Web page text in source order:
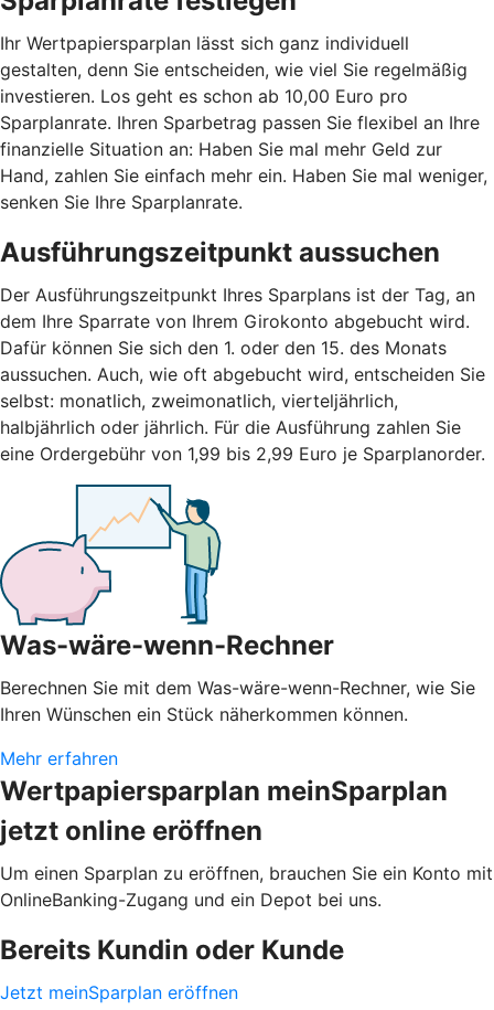
Ihr Wertpapiersparplan lässt sich ganz individuell
gestalten, denn Sie entscheiden, wie viel Sie regelmäßig
investieren. Los geht es schon ab 10,00 Euro pro
Sparplanrate. Ihren Sparbetrag passen Sie flexibel an Ihre
finanzielle Situation an: Haben Sie mal mehr Geld zur
Hand, zahlen Sie einfach mehr ein. Haben Sie mal weniger,
senken Sie Ihre Sparplanrate.
Ausführungszeitpunkt aussuchen
Der Ausführungszeitpunkt Ihres Sparplans ist der Tag, an
dem Ihre Sparrate von Ihrem Girokonto abgebucht wird.
Dafür können Sie sich den 1. oder den 15. des Monats
aussuchen. Auch, wie oft abgebucht wird, entscheiden Sie
selbst: monatlich, zweimonatlich, vierteljährlich,
halbjährlich oder jährlich. Für die Ausführung zahlen Sie
eine Ordergebühr von 1,99 bis 2,99 Euro je Sparplanorder.
Was-wäre-wenn-Rechner
Berechnen Sie mit dem Was-wäre-wenn-Rechner, wie Sie
Ihren Wünschen ein Stück näherkommen können.
Mehr erfahren
Wertpapiersparplan meinSparplan
jetzt online eröffnen
Um einen Sparplan zu eröffnen, brauchen Sie ein Konto mit
OnlineBanking-Zugang und ein Depot bei uns.
Bereits Kundin oder Kunde
Jetzt meinSparplan eröffnen